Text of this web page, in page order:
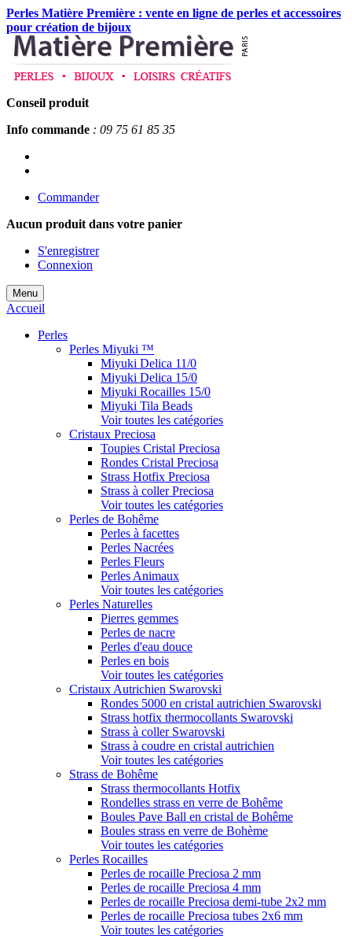
Perles Matière Première : vente en ligne de perles et accessoires
pour création de bijoux
Conseil produit
Info commande : 09 75 61 85 35
Commander
Aucun produit dans votre panier
S'enregistrer
Connexion
Menu
Accueil
Perles
Perles Miyuki ™
Miyuki Delica 11/0
Miyuki Delica 15/0
Miyuki Rocailles 15/0
Miyuki Tila Beads
Voir toutes les catégories
Cristaux Preciosa
Toupies Cristal Preciosa
Rondes Cristal Preciosa
Strass Hotfix Preciosa
Strass à coller Preciosa
Voir toutes les catégories
Perles de Bohême
Perles à facettes
Perles Nacrées
Perles Fleurs
Perles Animaux
Voir toutes les catégories
Perles Naturelles
Pierres gemmes
Perles de nacre
Perles d'eau douce
Perles en bois
Voir toutes les catégories
Cristaux Autrichien Swarovski
Rondes 5000 en cristal autrichien Swarovski
Strass hotfix thermocollants Swarovski
Strass à coller Swarovski
Strass à coudre en cristal autrichien
Voir toutes les catégories
Strass de Bohême
Strass thermocollants Hotfix
Rondelles strass en verre de Bohême
Boules Pave Ball en cristal de Bohême
Boules strass en verre de Bohème
Voir toutes les catégories
Perles Rocailles
Perles de rocaille Preciosa 2 mm
Perles de rocaille Preciosa 4 mm
Perles de rocaille Preciosa demi-tube 2x2 mm
Perles de rocaille Preciosa tubes 2x6 mm
Voir toutes les catégories